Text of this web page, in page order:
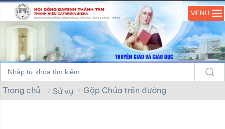
MENU
Trang chủ Sứ vụ Gặp Chúa trên đường